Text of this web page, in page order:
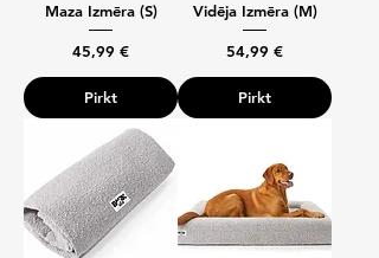
Maza Izmēra (S)
Cena
45,99 €
Pirkt
Vidēja Izmēra (M)
Cena
54,99 €
Pirkt